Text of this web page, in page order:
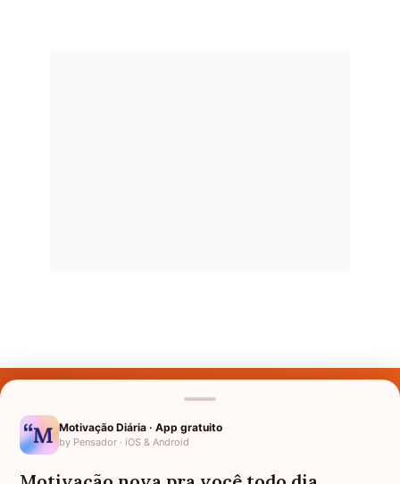
Nomes pelo Mundo
Motivação Diária · App gratuito
by Pensador · iOS & Android